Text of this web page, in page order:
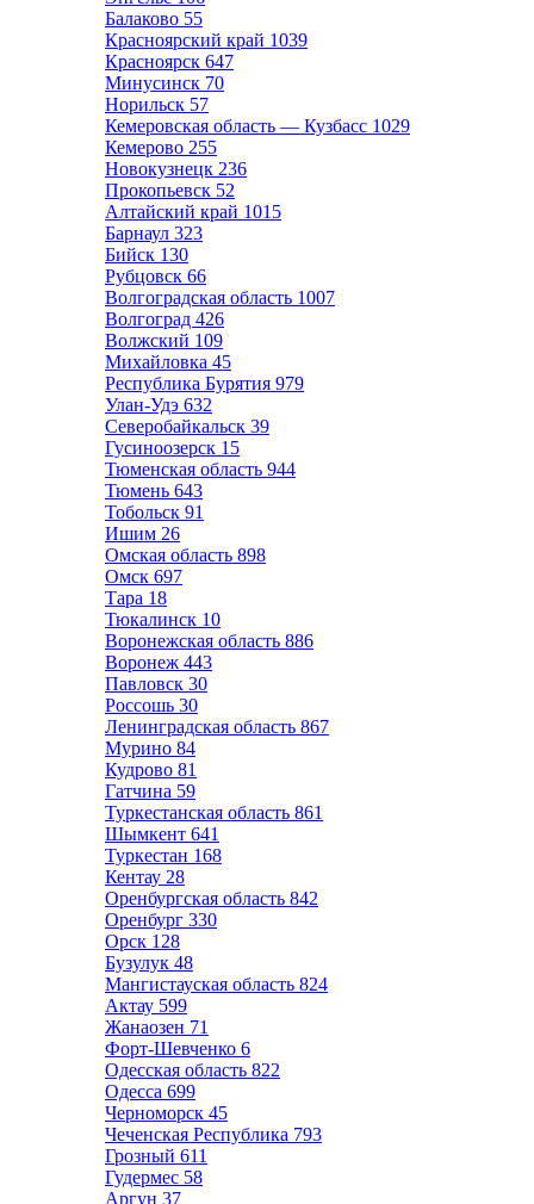
Балаково 55
Красноярский край 1039
Красноярск 647
Минусинск 70
Норильск 57
Кемеровская область — Кузбасс 1029
Кемерово 255
Новокузнецк 236
Прокопьевск 52
Алтайский край 1015
Барнаул 323
Бийск 130
Рубцовск 66
Волгоградская область 1007
Волгоград 426
Волжский 109
Михайловка 45
Республика Бурятия 979
Улан-Удэ 632
Северобайкальск 39
Гусиноозерск 15
Тюменская область 944
Тюмень 643
Тобольск 91
Ишим 26
Омская область 898
Омск 697
Тара 18
Тюкалинск 10
Воронежская область 886
Воронеж 443
Павловск 30
Россошь 30
Ленинградская область 867
Мурино 84
Кудрово 81
Гатчина 59
Туркестанская область 861
Шымкент 641
Туркестан 168
Кентау 28
Оренбургская область 842
Оренбург 330
Орск 128
Бузулук 48
Мангистауская область 824
Актау 599
Жанаозен 71
Форт-Шевченко 6
Одесская область 822
Одесса 699
Черноморск 45
Чеченская Республика 793
Грозный 611
Гудермес 58
Аргун 37